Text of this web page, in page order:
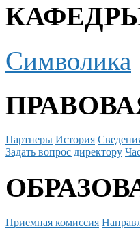
Символика
Партнеры История
Задать вопрос директору
Приемная комиссия